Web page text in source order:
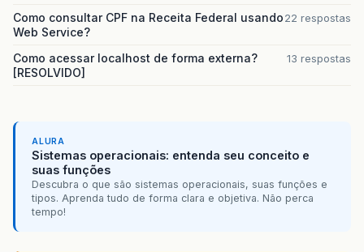
Como consultar CPF na Receita Federal usando
Web Service?
22 respostas
Como acessar localhost de forma externa?
[RESOLVIDO]
13 respostas
ALURA
Sistemas operacionais: entenda seu conceito e
suas funções
Descubra o que são sistemas operacionais, suas funções e
tipos. Aprenda tudo de forma clara e objetiva. Não perca
tempo!